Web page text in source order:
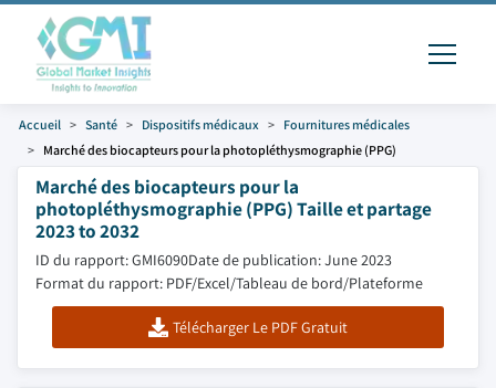
Accueil Santé Dispositifs médicaux
Fournitures médicales
Marché des biocapteurs pour la photopléthysmographie (PPG)
Marché des biocapteurs pour la
photopléthysmographie (PPG) Taille et partage
2023 to 2032
ID du rapport: GMI6090Date de publication: June 2023
Format du rapport: PDF/Excel/Tableau de bord/Plateforme
Télécharger Le PDF Gratuit